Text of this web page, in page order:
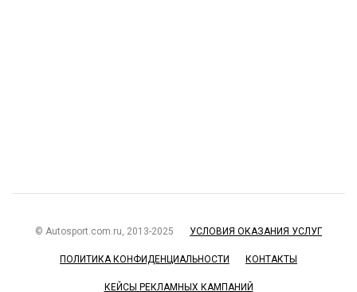
© Autosport.com.ru, 2013-2025 УСЛОВИЯ ОКАЗАНИЯ УСЛУГ
ПОЛИТИКА КОНФИДЕНЦИАЛЬНОСТИ КОНТАКТЫ
КЕЙСЫ РЕКЛАМНЫХ КАМПАНИЙ